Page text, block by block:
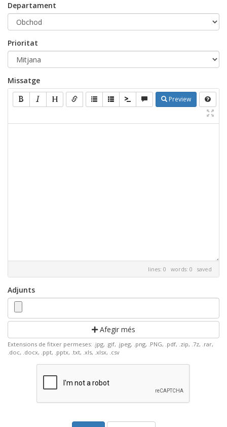
Departament
Prioritat
Missatge
Preview
lines: 0 words: 0 saved
Adjunts
Afegir més
Extensions de fitxer permeses: .jpg, .gif, .jpeg, .png, .PNG, .pdf, .zip, .7z, .rar,
.doc, .docx, .ppt, .pptx, .txt, .xls, .xlsx, .csv